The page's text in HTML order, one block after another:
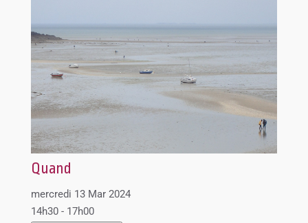
Quand
mercredi 13 Mar 2024
14h30 - 17h00